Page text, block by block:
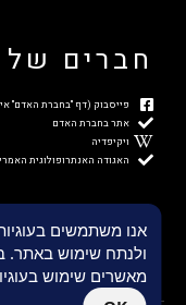
חברים
פייסבוק (דף "בחברת האדם"
אתר בחברת האדם
ויקיפדיה
האגודה האנתרופולוגית
אנו משתמשים
ולנתח שימוש
מאשרים שימוש